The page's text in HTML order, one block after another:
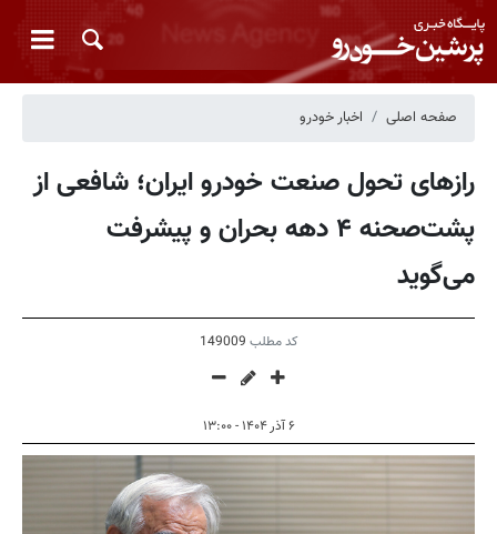
صفحه اصلی اخبار خودرو
رازهای تحول صنعت خودرو ایران؛ شافعی از
پشت‌صحنه ۴ دهه بحران و پیشرفت
می‌گوید
کد مطلب 149009
۶ آذر ۱۴۰۴ - ۱۳:۰۰